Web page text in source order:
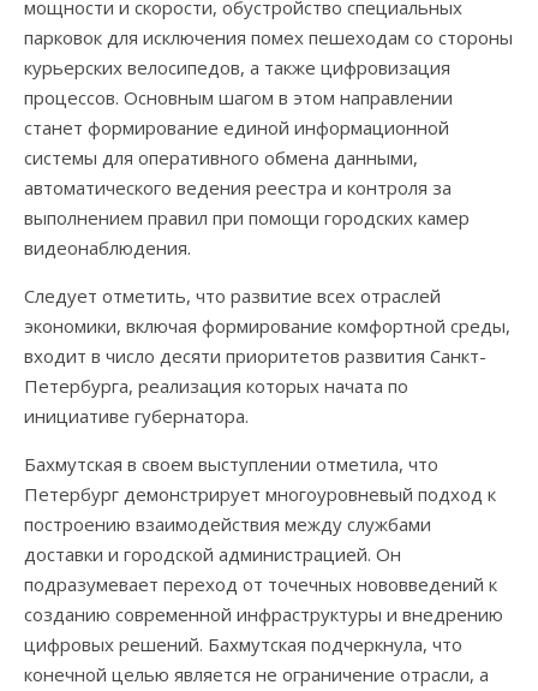
мощности и скорости, обустройство специальных
парковок для исключения помех пешеходам со стороны
курьерских велосипедов, а также цифровизация
процессов. Основным шагом в этом направлении
станет формирование единой информационной
системы для оперативного обмена данными,
автоматического ведения реестра и контроля за
выполнением правил при помощи городских камер
видеонаблюдения.
Следует отметить, что развитие всех отраслей
экономики, включая формирование комфортной среды,
входит в число десяти приоритетов развития Санкт-
Петербурга, реализация которых начата по
инициативе губернатора.
Бахмутская в своем выступлении отметила, что
Петербург демонстрирует многоуровневый подход к
построению взаимодействия между службами
доставки и городской администрацией. Он
подразумевает переход от точечных нововведений к
созданию современной инфраструктуры и внедрению
цифровых решений. Бахмутская подчеркнула, что
конечной целью является не ограничение отрасли, а